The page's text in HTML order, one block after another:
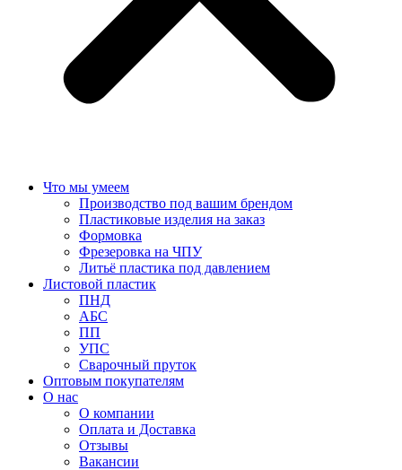
Что мы умеем
Производство под вашим брендом
Пластиковые изделия на заказ
Формовка
Фрезеровка на ЧПУ
Литьё пластика под давлением
Листовой пластик
ПНД
АБС
ПП
УПС
Сварочный пруток
Оптовым покупателям
О нас
О компании
Оплата и Доставка
Отзывы
Вакансии